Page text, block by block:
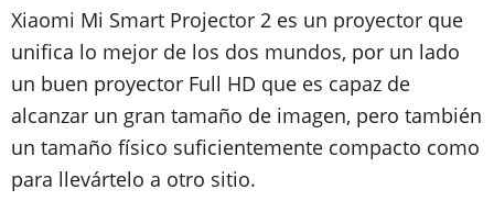
Xiaomi Mi Smart Projector 2 es un proyector que
unifica lo mejor de los dos mundos, por un lado
un buen proyector Full HD que es capaz de
alcanzar un gran tamaño de imagen, pero también
un tamaño físico suficientemente compacto como
para llevártelo a otro sitio.